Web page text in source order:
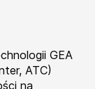
GEA
ATC)
na